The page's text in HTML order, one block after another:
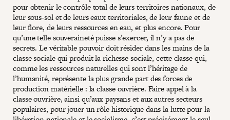
pour obtenir le contrôle total de leurs territoires nationaux, de
leur sous-sol et de leurs eaux territoriales, de leur faune et de
leur flore, de leurs ressources en eau, et plus encore. Pour
qu’une telle souveraineté puisse s’exercer, il n’y a pas de
secrets. Le véritable pouvoir doit résider dans les mains de la
classe sociale qui produit la richesse sociale, cette classe qui,
comme les ressources naturelles qui sont l’héritage de
l’humanité, représente la plus grande part des forces de
production matérielle : la classe ouvrière. Faire appel à la
classe ouvrière, ainsi qu’aux paysans et aux autres secteurs
populaires, pour jouer un rôle historique dans la lutte pour la